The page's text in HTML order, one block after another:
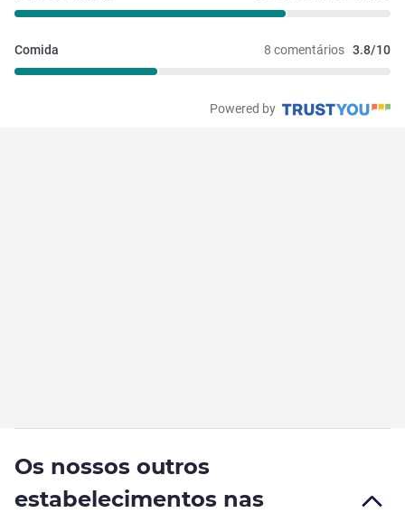
8 comentários 3.8/10
Comida
Powered by
Os nossos outros
estabelecimentos nas